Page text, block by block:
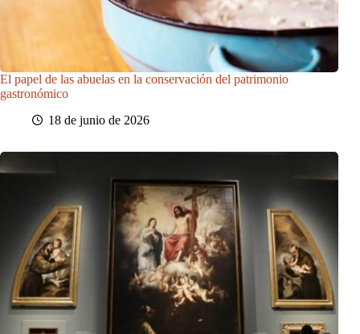
El papel de las abuelas en la conservación del patrimonio
gastronómico
18 de junio de 2026